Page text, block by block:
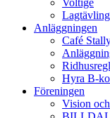
Voltige
Anläggningen
Café
Hyra B-
Föreningen
Vision